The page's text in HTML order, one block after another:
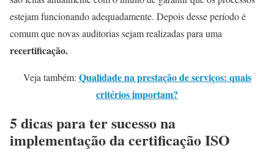
estejam funcionando adequadamente. Depois desse período é
comum que novas auditorias sejam realizadas para uma
recertificação.
Veja também: Qualidade na prestação de serviços: quais
critérios importam?
5 dicas para ter sucesso na
implementação da certificação ISO